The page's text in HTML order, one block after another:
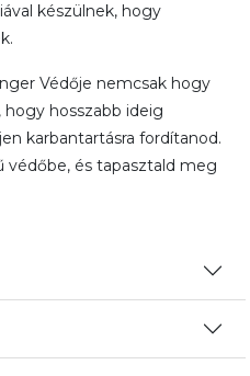
készülnek, hogy
Védője nemcsak hogy
hosszabb ideig
karbantartásra fordítanod.
védőbe, és tapasztald meg